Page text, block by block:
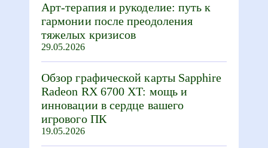
Арт-терапия и рукоделие: путь к
гармонии после преодоления
тяжелых кризисов
29.05.2026
Обзор графической карты Sapphire
Radeon RX 6700 XT: мощь и
инновации в сердце вашего
игрового ПК
19.05.2026